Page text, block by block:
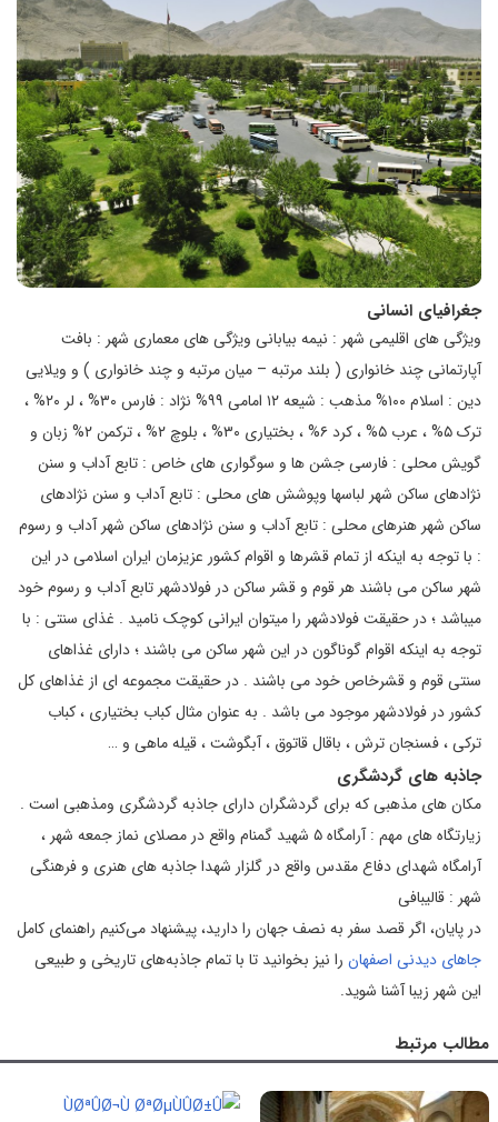
جغرافیای انسانی
ویژگی های اقلیمی شهر : نیمه بیابانی ویژگی های معماری شهر : بافت
آپارتمانی چند خانواری ( بلند مرتبه – میان مرتبه و چند خانواری ) و ویلایی
دین : اسلام ۱۰۰% مذهب : شیعه ۱۲ امامی ۹۹% نژاد : فارس ۳۰% ، لر ۲۰% ،
ترک ۵% ، عرب ۵% ، کرد ۶% ، بختیاری ۳۰% ، بلوچ ۲% ، ترکمن ۲% زبان و
گویش محلی : فارسی جشن ها و سوگواری های خاص : تابع آداب و سنن
نژادهای ساکن شهر لباسها وپوشش های محلی : تابع آداب و سنن نژادهای
ساکن شهر هنرهای محلی : تابع آداب و سنن نژادهای ساکن شهر آداب و رسوم
: با توجه به اینکه از تمام قشرها و اقوام کشور عزیزمان ایران اسلامی در این
شهر ساکن می باشند هر قوم و قشر ساکن در فولادشهر تابع آداب و رسوم خود
میباشد ؛ در حقیقت فولادشهر را میتوان ایرانی کوچک نامید . غذای سنتی : با
توجه به اینکه اقوام گوناگون در این شهر ساکن می باشند ؛ دارای غذاهای
سنتی قوم و قشرخاص خود می باشند . در حقیقت مجموعه ای از غذاهای کل
کشور در فولادشهر موجود می باشد . به عنوان مثال کباب بختیاری ، کباب
ترکی ، فسنجان ترش ، باقال قاتوق ، آبگوشت ، قیله ماهی و …
جاذبه های گردشگری
مکان های مذهبی که برای گردشگران دارای جاذبه گردشگری ومذهبی است .
زیارتگاه های مهم : آرامگاه ۵ شهید گمنام واقع در مصلای نماز جمعه شهر ،
آرامگاه شهدای دفاع مقدس واقع در گلزار شهدا جاذبه های هنری و فرهنگی
شهر : قالیبافی
در پایان، اگر قصد سفر به نصف جهان را دارید، پیشنهاد می‌کنیم راهنمای کامل
جاهای دیدنی اصفهان را نیز بخوانید تا با تمام جاذبه‌های تاریخی و طبیعی
این شهر زیبا آشنا شوید.
مطالب مرتبط